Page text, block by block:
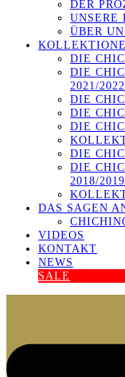
DER
UNSERE
ÜBER
DIE
DIE
2021/
DIE
DIE
DIE
DIE
DIE
2018/2019
DAS SAGEN
VIDEOS
KONTAKT
NEWS
SALE